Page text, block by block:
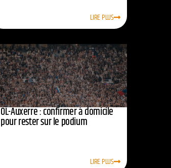
LIRE PLUS
OL-Auxerre : confirmer à domicile
pour rester sur le podium
LIRE PLUS